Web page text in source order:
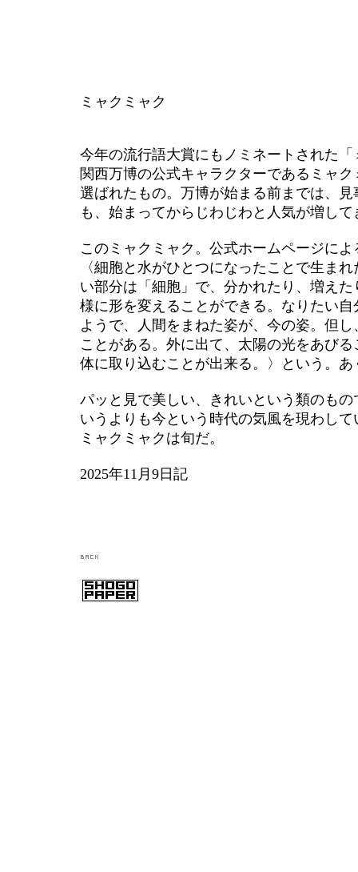
ミャクミャク
今年の流行語大賞にもノミネートされた
関西万博の公式キャラクターであるミャ
選ばれたもの。万博が始まる前までは、
も、始まってからじわじわと人気が増し
このミャクミャク。公式ホームページによ
〈細胞と水がひとつになったことで生ま
い部分は「細胞」で、分かれたり、増え
様に形を変えることができる。なりたい
ようで、人間をまねた姿が、今の姿。但
ことがある。外に出て、太陽の光をあび
体に取り込むことが出来る。〉という。
パッと見で美しい、きれいという類のも
いうよりも今という時代の気風を現わし
ミャクミャクは旬だ。
2025年11月9日記